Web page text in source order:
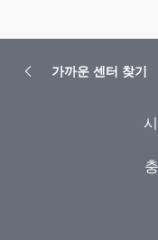
가까운 센터 찾기